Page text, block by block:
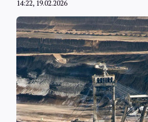
Обзоры
Интервью
Карты
14:22, 19.02.2026